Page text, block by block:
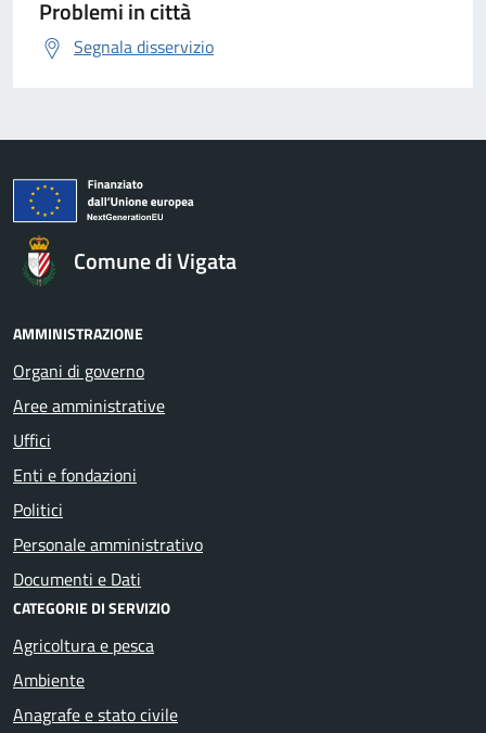
Problemi in città
Segnala disservizio
Comune di Vigata
AMMINISTRAZIONE
Organi di governo
Aree amministrative
Uffici
Enti e fondazioni
Politici
Personale amministrativo
Documenti e Dati
CATEGORIE DI SERVIZIO
Agricoltura e pesca
Ambiente
Anagrafe e stato civile